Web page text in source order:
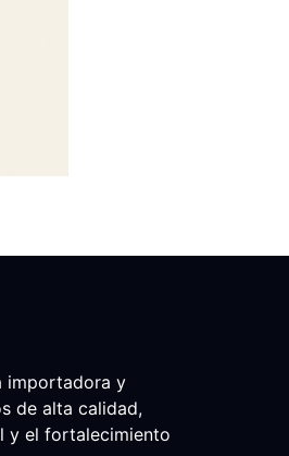
importadora y
de alta calidad,
y el fortalecimiento